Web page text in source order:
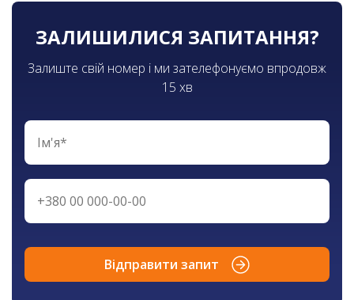
ЗАЛИШИЛИСЯ ЗАПИТАННЯ?
Залиште свій номер і ми зателефонуємо впродовж
15 хв
Відправити запит